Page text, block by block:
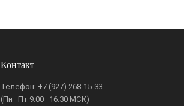
Контакт
Телефон: +7 (927) 268-15-33
(Пн–Пт 9:00–16:30 МСК)